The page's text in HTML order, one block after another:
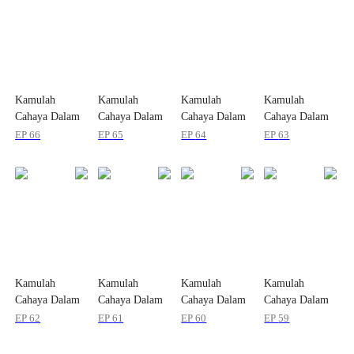
Kamulah
Cahaya Dalam
Hidupku
EP66
Kamulah
Cahaya Dalam
Hidupku
EP65
Kamulah
Cahaya Dalam
Hidupku
EP64
Kamulah
Cahaya Dalam
Hidupku
EP63
Kamulah
Cahaya Dalam
Hidupku
EP62
Kamulah
Cahaya Dalam
Hidupku
EP61
Kamulah
Cahaya Dalam
Hidupku
EP60
Kamulah
Cahaya Dalam
Hidupku
EP59